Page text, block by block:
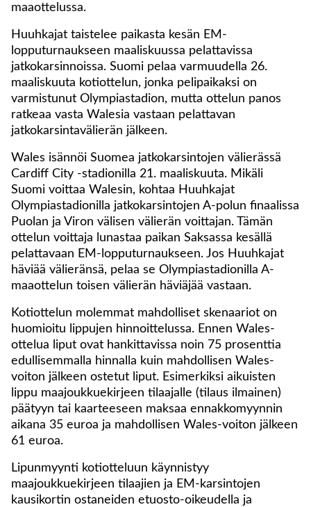
maaottelussa.
Huuhkajat taistelee paikasta kesän EM-
lopputurnaukseen maaliskuussa pelattavissa
jatkokarsinnoissa. Suomi pelaa varmuudella 26.
maaliskuuta kotiottelun, jonka pelipaikaksi on
varmistunut Olympiastadion, mutta ottelun panos
ratkeaa vasta Walesia vastaan pelattavan
jatkokarsintavälierän jälkeen.
Wales isännöi Suomea jatkokarsintojen välierässä
Cardiff City -stadionilla 21. maaliskuuta. Mikäli
Suomi voittaa Walesin, kohtaa Huuhkajat
Olympiastadionilla jatkokarsintojen A-polun finaalissa
Puolan ja Viron välisen välierän voittajan. Tämän
ottelun voittaja lunastaa paikan Saksassa kesällä
pelattavaan EM-lopputurnaukseen. Jos Huuhkajat
häviää välieränsä, pelaa se Olympiastadionilla A-
maaottelun toisen välierän häviäjää vastaan.
Kotiottelun molemmat mahdolliset skenaariot on
huomioitu lippujen hinnoittelussa. Ennen Wales-
ottelua liput ovat hankittavissa noin 75 prosenttia
edullisemmalla hinnalla kuin mahdollisen Wales-
voiton jälkeen ostetut liput. Esimerkiksi aikuisten
lippu maajoukkuekirjeen tilaajalle (tilaus ilmainen)
päätyyn tai kaarteeseen maksaa ennakkomyynnin
aikana 35 euroa ja mahdollisen Wales-voiton jälkeen
61 euroa.
Lipunmyynti kotiotteluun käynnistyy
maajoukkuekirjeen tilaajien ja EM-karsintojen
kausikortin ostaneiden etuosto-oikeudella ja